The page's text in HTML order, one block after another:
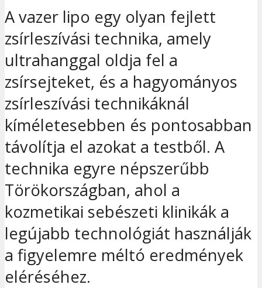
A vazer lipo egy olyan fejlett
zsírleszívási technika, amely
ultrahanggal oldja fel a
zsírsejteket, és a hagyományos
zsírleszívási technikáknál
kíméletesebben és pontosabban
távolítja el azokat a testből. A
technika egyre népszerűbb
Törökországban, ahol a
kozmetikai sebészeti klinikák a
legújabb technológiát használják
a figyelemre méltó eredmények
eléréséhez.